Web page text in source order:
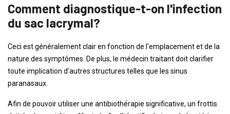
Comment diagnostique-t-on l'infection
du sac lacrymal?
Ceci est généralement clair en fonction de l'emplacement et de la
nature des symptômes. De plus, le médecin traitant doit clarifier
toute implication d'autres structures telles que les sinus
paranasaux.
Afin de pouvoir utiliser une antibiothérapie significative, un frottis